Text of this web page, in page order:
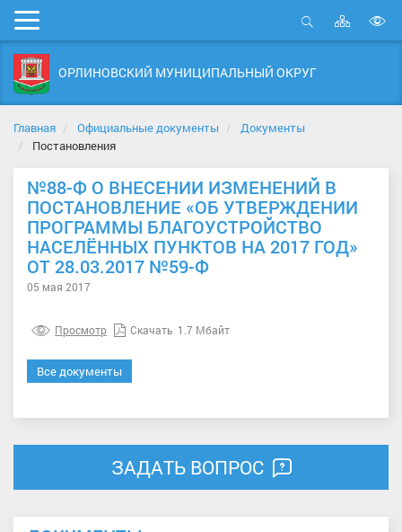
Мобильное
меню
Открыть
Карта
сайта
ОРЛИНОВСКИЙ МУНИЦИПАЛЬНЫЙ ОКРУГ
Главная Официальные документы
Документы
Постановления
№88-Ф О ВНЕСЕНИИ ИЗМЕНЕНИЙ В
ПОСТАНОВЛЕНИЕ «ОБ УТВЕРЖДЕНИИ
ПРОГРАММЫ БЛАГОУСТРОЙСТВО
НАСЕЛЁННЫХ ПУНКТОВ НА 2017 ГОД»
ОТ 28.03.2017 №59-Ф
05 мая 2017
Просмотр Скачать 1.7 Мбайт
Все документы
ЗАДАТЬ ВОПРОС